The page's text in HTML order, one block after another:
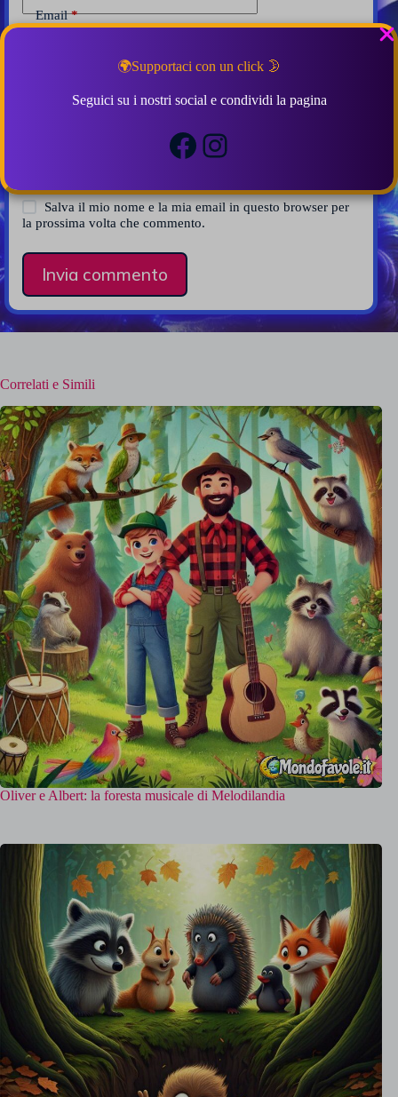
🌍Supportaci con un click 🌛
Seguici su i nostri social e condividi la pagina
Facebook
Instagram
Email*
Aggiungi commento
Salva il mio nome e la mia email in questo browser per
la prossima volta che commento.
Invia commento
Correlati e Simili
Oliver e Albert: la foresta musicale di Melodilandia